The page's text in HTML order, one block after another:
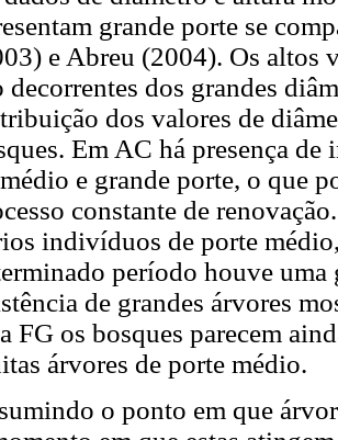
grande porte se
e Abreu (2004). Os altos
decorrentes dos grandes
dos valores de
Em AC há presença
e grande porte, o que
constante de
indivíduos de porte
período houve uma
de grandes árvores
FG os bosques parecem
árvores de porte médio.
o ponto em que